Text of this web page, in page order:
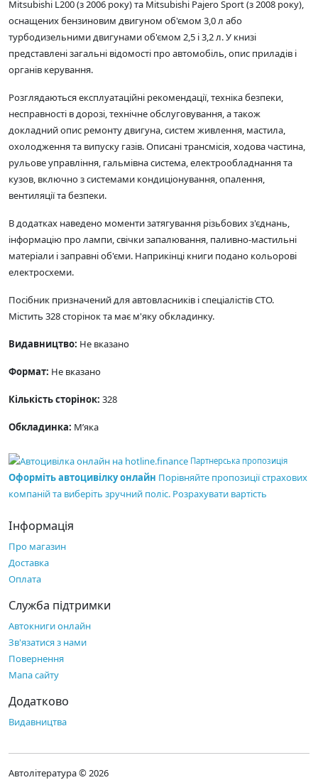
Mitsubishi L200 (з 2006 року) та Mitsubishi Pajero Sport (з 2008 року),
оснащених бензиновим двигуном об'ємом 3,0 л або
турбодизельними двигунами об'ємом 2,5 і 3,2 л. У книзі
представлені загальні відомості про автомобіль, опис приладів і
органів керування.
Розглядаються експлуатаційні рекомендації, техніка безпеки,
несправності в дорозі, технічне обслуговування, а також
докладний опис ремонту двигуна, систем живлення, мастила,
охолодження та випуску газів. Описані трансмісія, ходова частина,
рульове управління, гальмівна система, електрообладнання та
кузов, включно з системами кондиціонування, опалення,
вентиляції та безпеки.
В додатках наведено моменти затягування різьбових з'єднань,
інформацію про лампи, свічки запалювання, паливно-мастильні
матеріали і заправні об'єми. Наприкінці книги подано кольорові
електросхеми.
Посібник призначений для автовласників і спеціалістів СТО.
Містить 328 сторінок та має м'яку обкладинку.
Видавництво: Не вказано
Формат: Не вказано
Кількість сторінок: 328
Обкладинка: М’яка
Партнерська пропозиція
Оформіть автоцивілку онлайн Порівняйте пропозиції страхових
компаній та виберіть зручний поліс. Розрахувати вартість
Інформація
Про магазин
Доставка
Оплата
Служба підтримки
Автокниги онлайн
Зв'язатися з нами
Повернення
Мапа сайту
Додатково
Видавництва
Автолітература © 2026